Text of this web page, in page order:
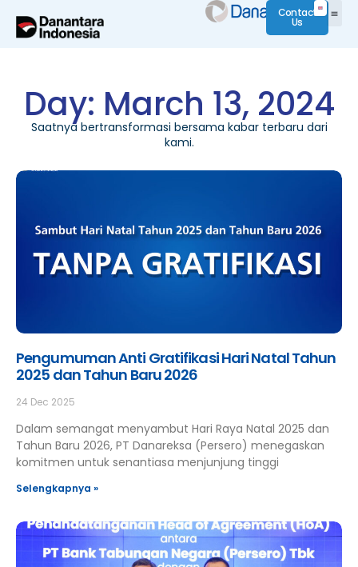
Contact
Us
Day: March 13, 2024
Saatnya bertransformasi bersama kabar terbaru dari
kami.
Pengumuman Anti Gratifikasi Hari Natal Tahun
2025 dan Tahun Baru 2026
24 Dec 2025
Dalam semangat menyambut Hari Raya Natal 2025 dan
Tahun Baru 2026, PT Danareksa (Persero) menegaskan
komitmen untuk senantiasa menjunjung tinggi
Selengkapnya »